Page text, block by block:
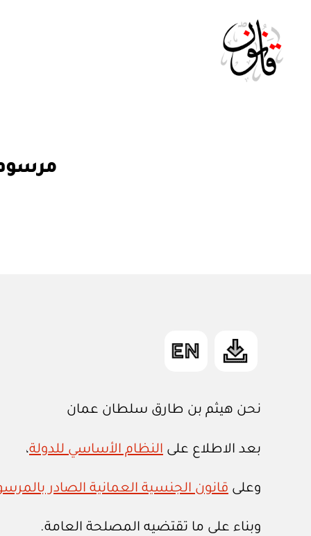
مرسوم سلطاني
نحن هيثم بن طارق سلطان عمان
بعد الاطلاع على النظام الأساسي للدولة،
وعلى قانون الجنسية العمانية الصادر بالمرسوم
وبناء على ما تقتضيه المصلحة العامة.